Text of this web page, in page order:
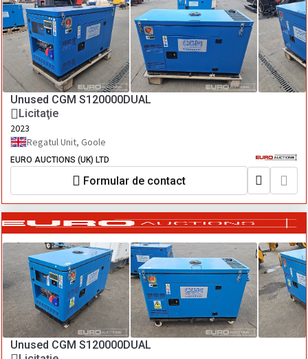
Unused CGM S120000DUAL
Licitaţie
2023
Regatul Unit, Goole
EURO AUCTIONS (UK) LTD
Formular de contact
Unused CGM S120000DUAL